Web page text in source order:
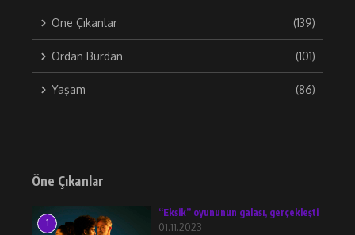
Öne Çıkanlar (139)
Ordan Burdan (101)
Yaşam (86)
Öne Çıkanlar
1
“Eksik” oyununun galası, gerçekleşti
01.11.2023